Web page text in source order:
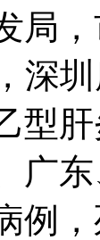
局
深圳
型
广
例